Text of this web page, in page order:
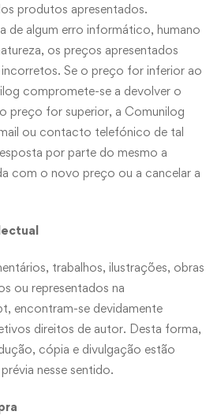
produtos apresentados.
de algum erro informático, humano
os preços apresentados
Se o preço for inferior ao
compromete-se a devolver o
preço for superior, a Comunilog
ou contacto telefónico de tal
por parte do mesmo a
com o novo preço ou a cancelar a
trabalhos, ilustrações, obras
ou representados na
, encontram-se devidamente
direitos de autor. Desta forma,
cópia e divulgação estão
nesse sentido.